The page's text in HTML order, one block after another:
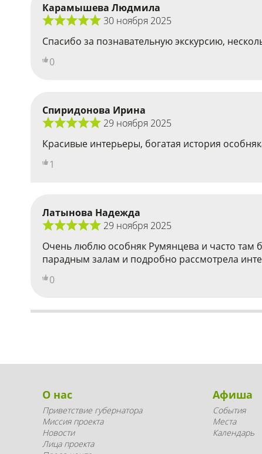
Карамышева Людмила
30 ноября 2025
Спасибо за познавательную экскурсию,
0
Спиридонова Ирина
29 ноября 2025
Красивые интерьеры, богатая история
1
Латынова Надежда
29 ноября 2025
Очень люблю особняк Румянцева и часто там
парадным залам и подробно рассмотрела
0
О нас
Приветствие губернатора
Миссия проекта
Новости
Лица проекта
Афиша
События
Места
Календарь